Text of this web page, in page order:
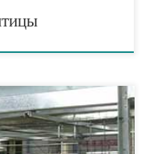
в клеточных батареях
цыплят в более раннем